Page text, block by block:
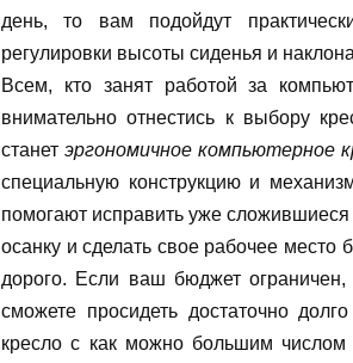
день, то вам подойдут
регулировки высоты сиденья и
Всем, кто занят работой за
внимательно отнестись к выбору
станетэргономичное компьютерное
специальную конструкцию и
помогают исправить уже
осанку и сделать свое рабочее место
дорого. Если ваш бюджет
сможете просидеть достаточно
кресло с как можно большим числом